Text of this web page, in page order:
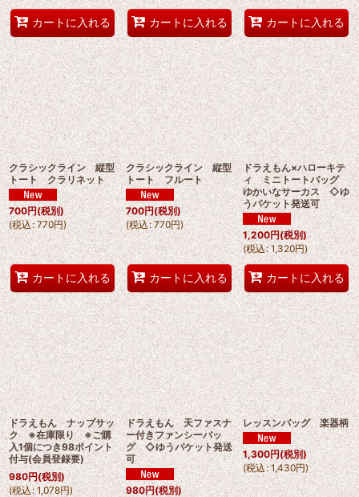
カートに入れる カートに入れる カートに入れる
クラシックライン 縦型
トート クラリネット
700円(税別)
(税込: 770円)
カートに入れる
クラシックライン 縦型
トート フルート
700円(税別)
(税込: 770円)
カートに入れる
ドラえもん×ハローキテ
ィ ミニトートバッグ
ゆかいなサーカス ◇ゆ
うパケット発送可
1,200円(税別)
(税込: 1,320円)
カートに入れる
ドラえもん ナップサッ
ク ※在庫限り ※ご購
入1個につき98ポイント
付与(会員登録要)
980円(税別)
(税込: 1,078円)
ドラえもん 天ファスナ
ー付きファンシーバッ
グ ◇ゆうパケット発送
可
980円(税別)
レッスンバッグ 楽器柄
1,300円(税別)
(税込: 1,430円)